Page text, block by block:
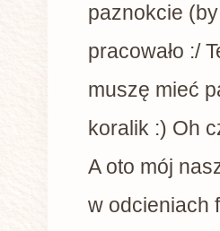
paznokcie
pracowało :/
muszę mieć
koralik :) Oh
A oto mój
w odcieniach